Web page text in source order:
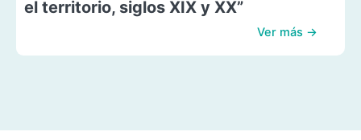
el territorio, siglos XIX y XX”
Ver más →